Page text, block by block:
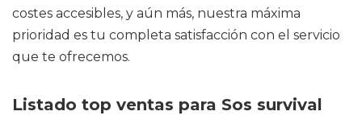
costes accesibles, y aún más, nuestra máxima
prioridad es tu completa satisfacción con el servicio
que te ofrecemos.
Listado top ventas para Sos survival